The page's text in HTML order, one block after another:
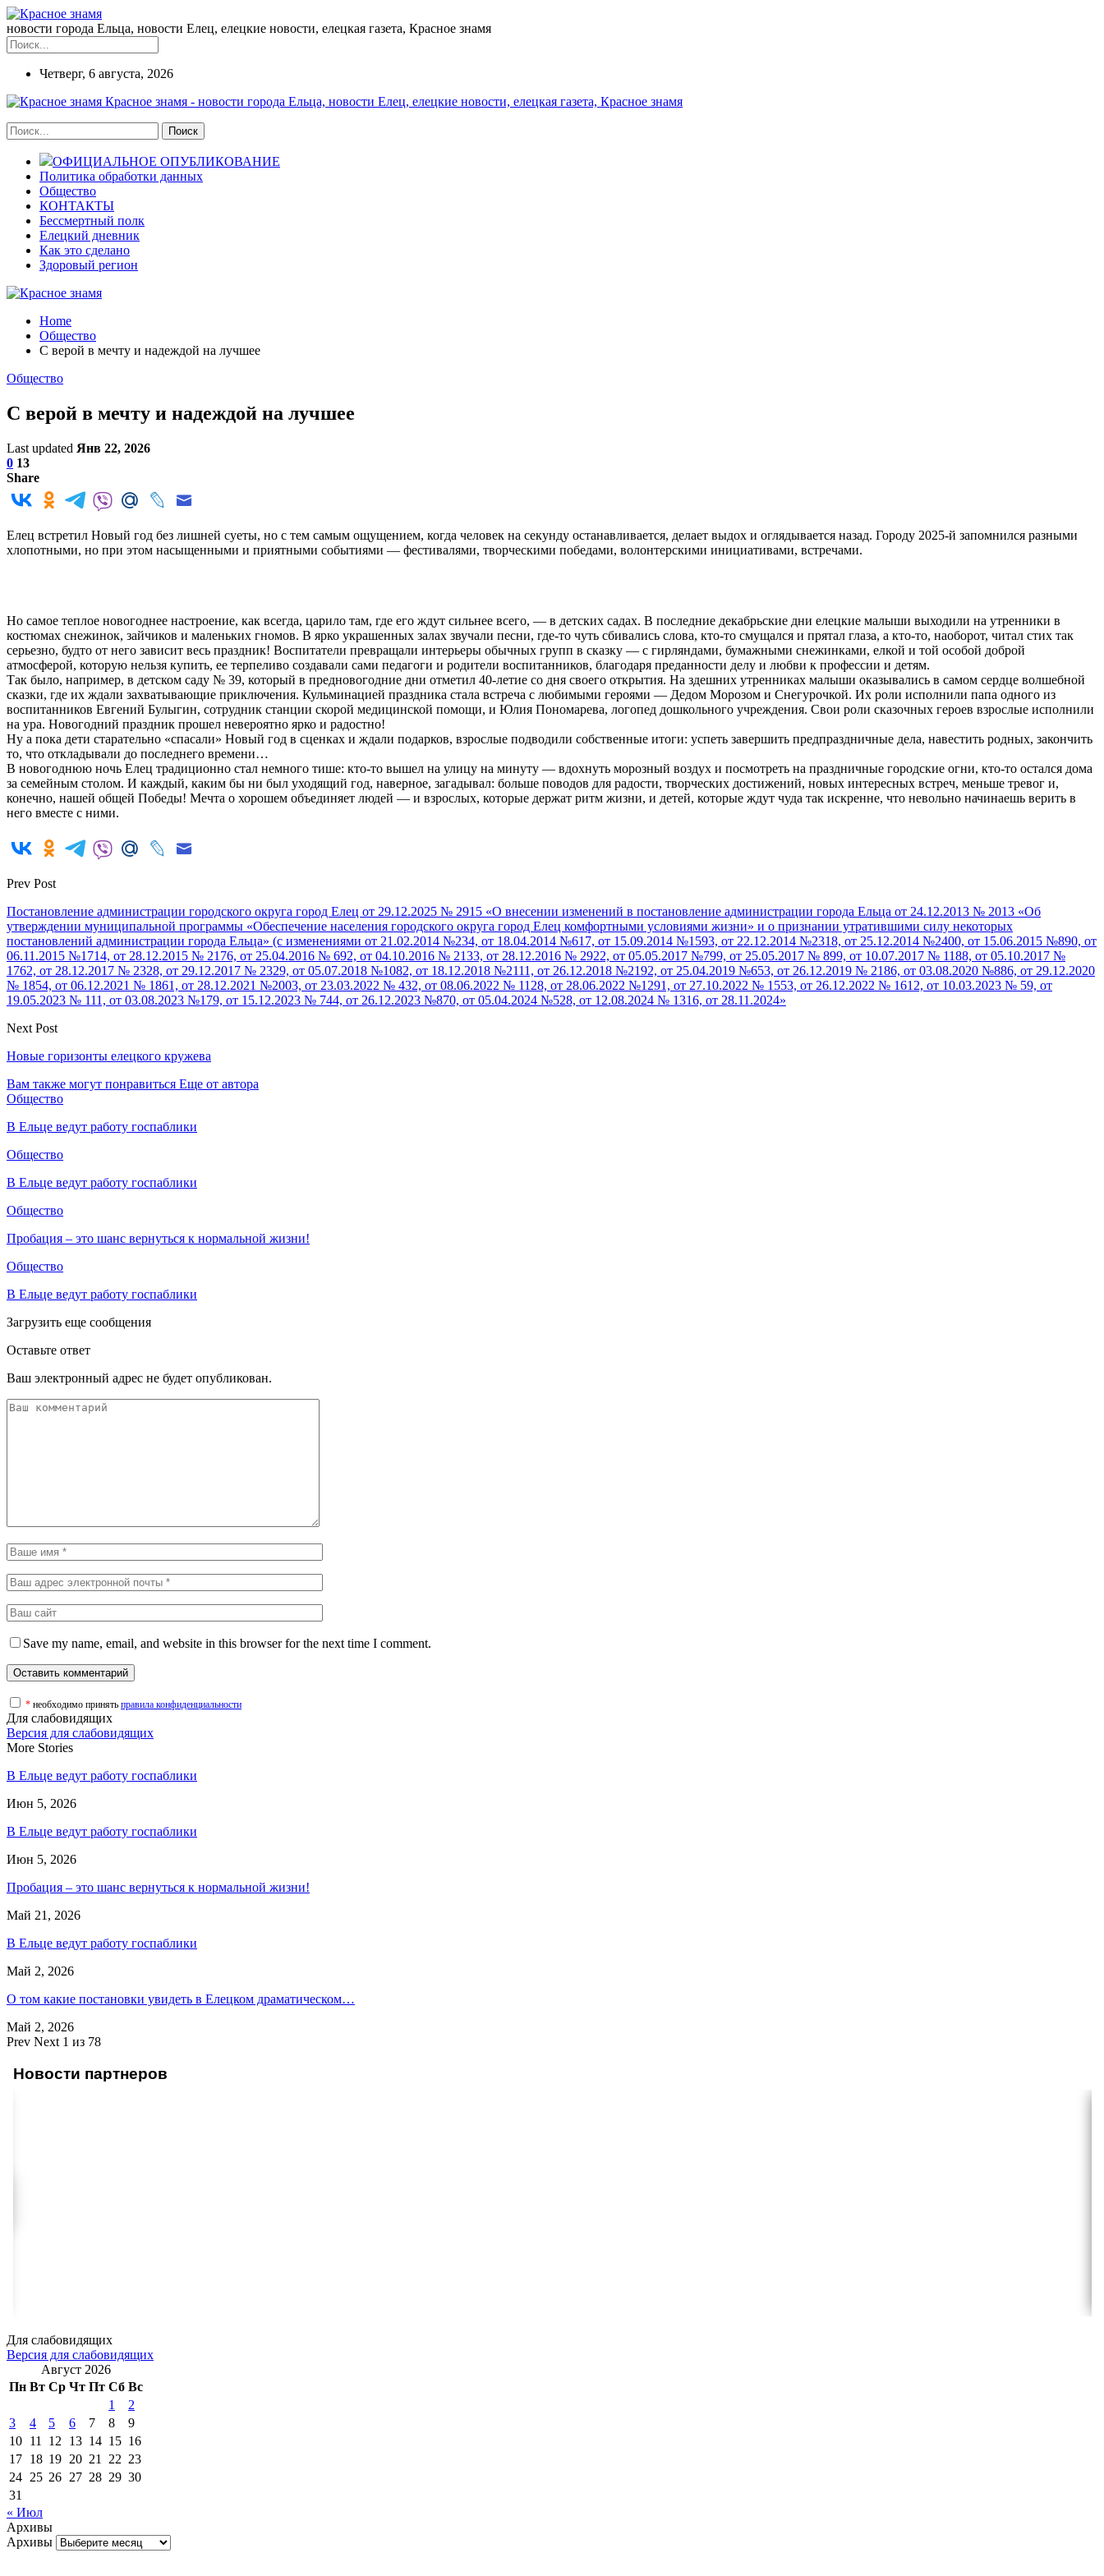
новости города Ельца, новости Елец, елецкие новости, елецкая газета, Красное знамя
Четверг, 6 августа, 2026
Красное знамя - новости города Ельца, новости Елец, елецкие новости, елецкая газета, Красное знамя
ОФИЦИАЛЬНОЕ ОПУБЛИКОВАНИЕ
Политика обработки данных
Общество
КОНТАКТЫ
Бессмертный полк
Елецкий дневник
Как это сделано
Здоровый регион
Home
Общество
С верой в мечту и надеждой на лучшее
Общество
С верой в мечту и надеждой на лучшее
Last updated Янв 22, 2026
0 13
Share
Елец встретил Новый год без лишней суеты, но с тем самым ощущением, когда человек на секунду останавливается, делает выдох и оглядывается назад. Городу 2025-й запомнился разными
хлопотными, но при этом насыщенными и приятными событиями — фестивалями, творческими победами, волонтерскими инициативами, встречами.
Но самое теплое новогоднее настроение, как всегда, царило там, где его ждут сильнее всего, — в детских садах. В последние декабрьские дни елецкие малыши выходили на утренники в
костюмах снежинок, зайчиков и маленьких гномов. В ярко украшенных залах звучали песни, где‑то чуть сбивались слова, кто‑то смущался и прятал глаза, а кто‑то, наоборот, читал стих так
серьезно, будто от него зависит весь праздник! Воспитатели превращали интерьеры обычных групп в сказку — с гирляндами, бумажными снежинками, елкой и той особой доброй
атмосферой, которую нельзя купить, ее терпеливо создавали сами педагоги и родители воспитанников, благодаря преданности делу и любви к профессии и детям.
Так было, например, в детском саду № 39, который в предновогодние дни отметил 40-летие со дня своего открытия. На здешних утренниках малыши оказывались в самом сердце волшебной
сказки, где их ждали захватывающие приключения. Кульминацией праздника стала встреча с любимыми героями — Дедом Морозом и Снегурочкой. Их роли исполнили папа одного из
воспитанников Евгений Булыгин, сотрудник станции скорой медицинской помощи, и Юлия Пономарева, логопед дошкольного учреждения. Свои роли сказочных героев взрослые исполнили
на ура. Новогодний праздник прошел невероятно ярко и радостно!
Ну а пока дети старательно «спасали» Новый год в сценках и ждали подарков, взрослые подводили собственные итоги: успеть завершить предпраздничные дела, навестить родных, закончить
то, что откладывали до последнего времени…
В новогоднюю ночь Елец традиционно стал немного тише: кто‑то вышел на улицу на минуту — вдохнуть морозный воздух и посмотреть на праздничные городские огни, кто‑то остался дома
за семейным столом. И каждый, каким бы ни был уходящий год, наверное, загадывал: больше поводов для радости, творческих достижений, новых интересных встреч, меньше тревог и,
конечно, нашей общей Победы! Мечта о хорошем объединяет людей — и взрослых, которые держат ритм жизни, и детей, которые ждут чуда так искренне, что невольно начинаешь верить в
него вместе с ними.
Prev Post
Постановление администрации городского округа город Елец от 29.12.2025 № 2915 «О внесении изменений в постановление администрации города Ельца от 24.12.2013 № 2013 «Об
утверждении муниципальной программы «Обеспечение населения городского округа город Елец комфортными условиями жизни» и о признании утратившими силу некоторых
постановлений администрации города Ельца» (с изменениями от 21.02.2014 №234, от 18.04.2014 №617, от 15.09.2014 №1593, от 22.12.2014 №2318, от 25.12.2014 №2400, от 15.06.2015 №890, от
06.11.2015 №1714, от 28.12.2015 № 2176, от 25.04.2016 № 692, от 04.10.2016 № 2133, от 28.12.2016 № 2922, от 05.05.2017 №799, от 25.05.2017 № 899, от 10.07.2017 № 1188, от 05.10.2017 №
1762, от 28.12.2017 № 2328, от 29.12.2017 № 2329, от 05.07.2018 №1082, от 18.12.2018 №2111, от 26.12.2018 №2192, от 25.04.2019 №653, от 26.12.2019 № 2186, от 03.08.2020 №886, от 29.12.2020
№ 1854, от 06.12.2021 № 1861, от 28.12.2021 №2003, от 23.03.2022 № 432, от 08.06.2022 № 1128, от 28.06.2022 №1291, от 27.10.2022 № 1553, от 26.12.2022 № 1612, от 10.03.2023 № 59, от
19.05.2023 № 111, от 03.08.2023 №179, от 15.12.2023 № 744, от 26.12.2023 №870, от 05.04.2024 №528, от 12.08.2024 № 1316, от 28.11.2024»
Next Post
Новые горизонты елецкого кружева
Вам также могут понравиться Еще от автора
Общество
В Ельце ведут работу госпаблики
Общество
В Ельце ведут работу госпаблики
Общество
Пробация – это шанс вернуться к нормальной жизни!
Общество
В Ельце ведут работу госпаблики
Загрузить еще сообщения
Оставьте ответ
Ваш электронный адрес не будет опубликован.
Save my name, email, and website in this browser for the next time I comment.
* необходимо принять правила конфиденциальности
Для слабовидящих
Версия для слабовидящих
More Stories
В Ельце ведут работу госпаблики
Июн 5, 2026
В Ельце ведут работу госпаблики
Июн 5, 2026
Пробация – это шанс вернуться к нормальной жизни!
Май 21, 2026
В Ельце ведут работу госпаблики
Май 2, 2026
О том какие постановки увидеть в Елецком драматическом…
Май 2, 2026
Prev Next 1 из 78
Новости партнеров
Для слабовидящих
Версия для слабовидящих
Август 2026
Пн Вт Ср Чт Пт Сб Вс
1
2
3
4 5 6 7 8
9
10 11 12 13 14 15 16
17 18 19 20 21 22 23
24 25 26 27 28 29 30
31
« Июл
Архивы
Архивы